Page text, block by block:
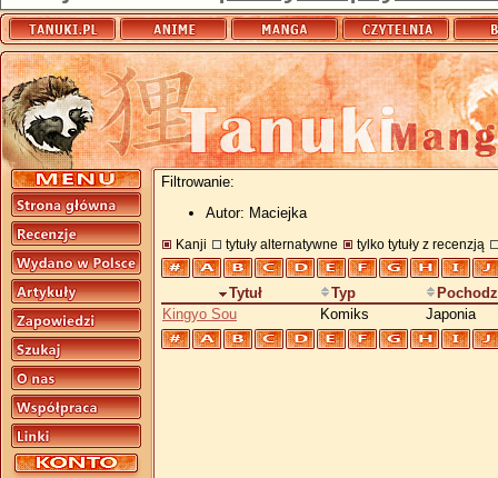
Filtrowanie:
Autor: Maciejka
Kanji tytuły alternatywne tylko tytuły z recenzją
Tytuł Typ
Kingyo Sou
Komiks Japonia